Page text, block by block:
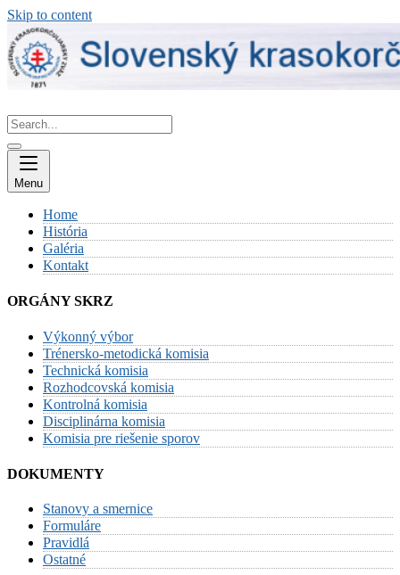
Skip to content
Menu
Home
História
Galéria
Kontakt
ORGÁNY SKRZ
Výkonný výbor
Trénersko-metodická komisia
Technická komisia
Rozhodcovská komisia
Kontrolná komisia
Disciplinárna komisia
Komisia pre riešenie sporov
DOKUMENTY
Stanovy a smernice
Formuláre
Pravidlá
Ostatné